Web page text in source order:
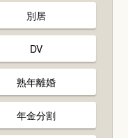
別居
DV
熟年離婚
年金分割